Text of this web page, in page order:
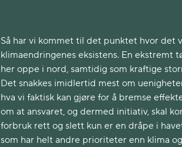
Så har vi kommet til det punktet hvor det
klimaendringenes eksistens. En ekstremt
her oppe i nord, samtidig som kraftige
Det snakkes imidlertid mest om
hva vi faktisk kan gjøre for å bremse
om at ansvaret, og dermed initiativ, skal
forbruk rett og slett kun er en dråpe i
som har helt andre prioriteter enn klima